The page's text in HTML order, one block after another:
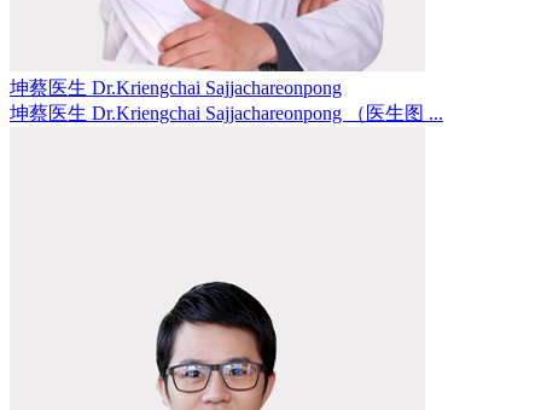
坤蔡医生 Dr.Kriengchai Sajjachareonpong
坤蔡医生 Dr.Kriengchai Sajjachareonpong （医生图 ...